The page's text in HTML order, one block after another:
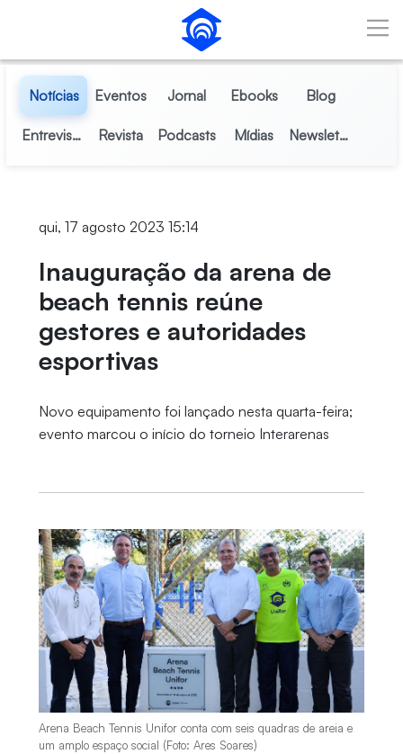
Pular para o Conteúdo principal
Notícias Eventos Jornal Ebooks Blog
Entrevistas Revista Podcasts Mídias Newsletter
qui, 17 agosto 2023 15:14
Inauguração da arena de
beach tennis reúne
gestores e autoridades
esportivas
Novo equipamento foi lançado nesta quarta-feira;
evento marcou o início do torneio Interarenas
Arena Beach Tennis Unifor conta com seis quadras de areia e
um amplo espaço social (Foto: Ares Soares)